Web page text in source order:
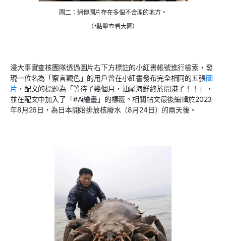
圖二：網傳圖片存在多個不合理的地方。
（*點擊查看大圖）
浸大事實查核團隊透過圖片右下方標註的小紅書帳號進行檢索，發
現一位名為「察言觀色」的用戶曾在小紅書發布完全相同的五張圖
片 ，配文的標題為「等待了幾個月，汕尾海鮮終於開港了！！」，
並在配文中加入了「#Ai繪畫」的標籤。相關帖文最後編輯於2023
年8月26日，為日本開始排放核廢水（8月24日）的兩天後。